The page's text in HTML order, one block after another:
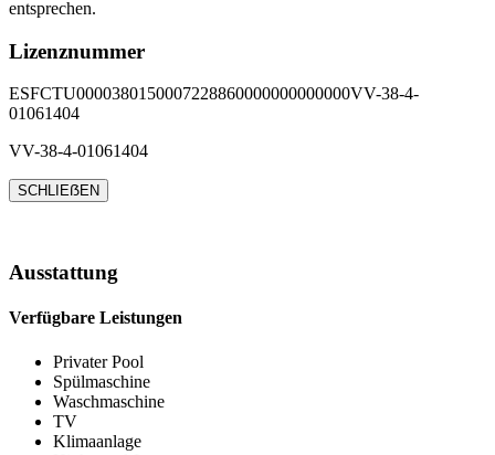
entsprechen.
Lizenznummer
ESFCTU0000380150007228860000000000000VV-38-4-
01061404
VV-38-4-01061404
SCHLIEẞEN
Ausstattung
Verfügbare Leistungen
Privater Pool
Spülmaschine
Waschmaschine
TV
Klimaanlage